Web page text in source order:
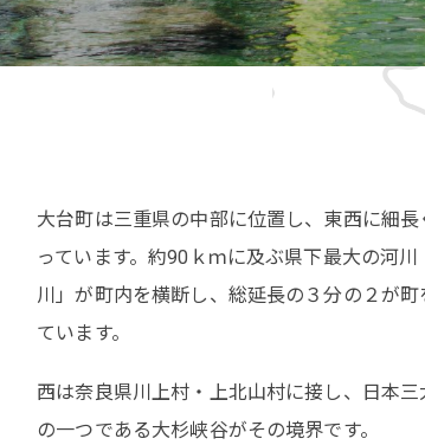
大台町は三重県の中部に位置し、東西に細長
っています。約90ｋｍに及ぶ県下最大の河川
川」が町内を横断し、総延長の３分の２が町
ています。
西は奈良県川上村・上北山村に接し、日本三
の一つである大杉峡谷がその境界です。